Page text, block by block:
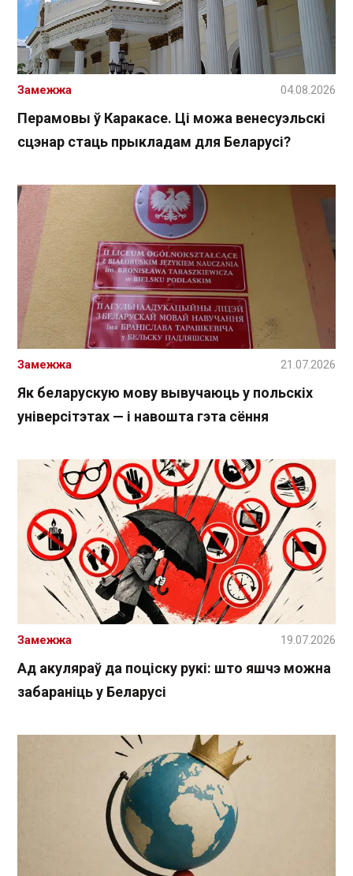
Перамовы ў Каракасе. Ці можа венесуэльскі
сцэнар стаць прыкладам для Беларусі?
Замежжа 04.08.2026
Як беларускую мову вывучаюць у польскіх
універсітэтах — і навошта гэта сёння
Замежжа 21.07.2026
Ад акуляраў да поціску рукі: што яшчэ можна
забараніць у Беларусі
Замежжа 19.07.2026